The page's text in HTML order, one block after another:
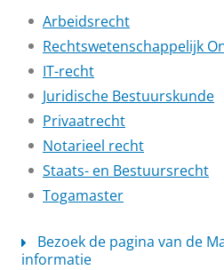
Arbeidsrecht
Rechtswetenschappelijk
IT-recht
Juridische Bestuurskunde
Privaatrecht
Notarieel recht
Staats- en Bestuursrecht
Togamaster
Bezoek de pagina van de
informatie